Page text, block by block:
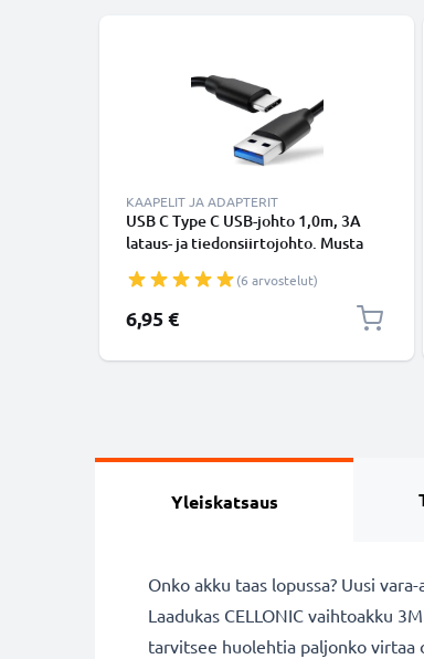
KAAPELIT JA ADAPTERIT
USB C Type C USB-johto 1,0m, 3A
lataus- ja tiedonsiirtojohto. Musta
USB-kaapeli
(6 arvostelut)
6,95 €
Yleiskatsaus
Onko akku taas lopussa? Uusi
Laadukas CELLONIC vaihtoakku
tarvitsee huolehtia paljonko virtaa